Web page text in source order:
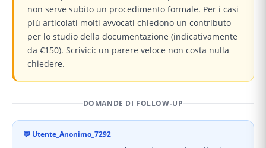
non serve subito un procedimento formale. Per i casi
più articolati molti avvocati chiedono un contributo
per lo studio della documentazione (indicativamente
da €150). Scrivici: un parere veloce non costa nulla
chiedere.
DOMANDE DI FOLLOW-UP
💬 Utente_Anonimo_7292